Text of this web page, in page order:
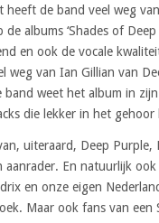
de band veel weg
albums ‘Shades of
en ook de vocale
weg van Ian Gillian van
band weet het album in
die lekker in het gehoor
uiteraard, Deep
aanrader. En natuurlijk
en onze eigen
Maar ook fans van